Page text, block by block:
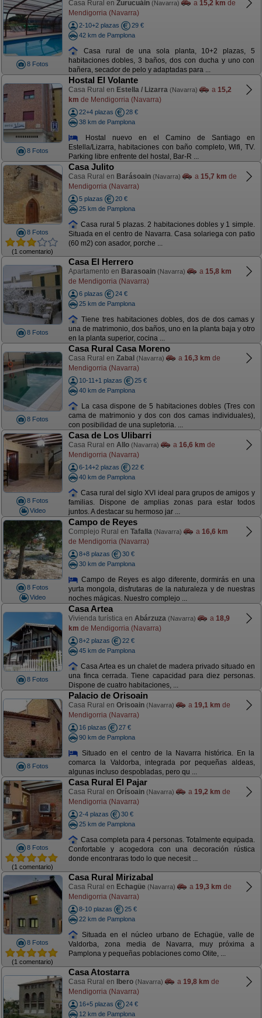
8 Fotos
Casa Rural en Zurucuáin (Navarra) a 15,2 km de
Mendigorria (Navarra)
2-10+2 plazas
29 €
42 km de Pamplona
Casa rural de una sola planta, 10+2 plazas, 5
habitaciones dobles, 3 baños, dos con ducha y uno con
bañera, secador de pelo y adaptadas para ...
8 Fotos
Hostal El Volante
Casa Rural en Estella / Lizarra (Navarra) a 15,2
km de Mendigorria (Navarra)
22+4 plazas
28 €
38 km de Pamplona
Hostal nuevo en el Camino de Santiago en
Estella/Lizarra, habitaciones con baño completo, Wifi, TV.
Parking libre enfrente del hostal, Bar-R ...
8 Fotos
(1 comentario)
Casa Julito
Casa Rural en Barásoain (Navarra) a 15,7 km de
Mendigorria (Navarra)
5 plazas
20 €
25 km de Pamplona
Casa rural 5 plazas. 2 habitaciones dobles y 1 simple.
Situada en el centro de Navarra. Casa solariega con patio
(60 m2) con asador, porche ...
8 Fotos
Casa El Herrero
Apartamento en Barasoain (Navarra) a 15,8 km
de Mendigorria (Navarra)
6 plazas
24 €
25 km de Pamplona
Tiene tres habitaciones dobles, dos de dos camas y
una de matrimonio, dos baños, uno en la planta baja y otro
en la planta superior, cocina ...
8 Fotos
Casa Rural Casa Moreno
Casa Rural en Zabal (Navarra) a 16,3 km de
Mendigorria (Navarra)
10-11+1 plazas
25 €
40 km de Pamplona
La casa dispone de 5 habitaciones dobles (Tres con
cama de matrimonio y dos con dos camas individuales),
con posibilidad de una supletoria. ...
8 Fotos
Video
Casa de Los Ulibarri
Casa Rural en Allo (Navarra) a 16,6 km de
Mendigorria (Navarra)
6-14+2 plazas
22 €
40 km de Pamplona
Casa rural del siglo XVI ideal para grupos de amigos y
familias. Dispone de amplias zonas para estar todos
juntos. A destacar su hermoso jar ...
8 Fotos
Video
Campo de Reyes
Complejo Rural en Tafalla (Navarra) a 16,6 km
de Mendigorria (Navarra)
8+8 plazas
30 €
30 km de Pamplona
Campo de Reyes es algo diferente, dormirás en una
yurta mongola, disfrutaras de la naturaleza y de nuestras
noches mágicas. Nuestro complejo ...
8 Fotos
Casa Artea
Vivienda turística en Abárzuza (Navarra) a 18,9
km de Mendigorria (Navarra)
8+2 plazas
22 €
45 km de Pamplona
Casa Artea es un chalet de madera privado situado en
una finca cerrada. Tiene capacidad para diez personas.
Dispone de cuatro habitaciones, ...
8 Fotos
Palacio de Orisoain
Casa Rural en Orisoain (Navarra) a 19,1 km de
Mendigorria (Navarra)
16 plazas
27 €
90 km de Pamplona
Situado en el centro de la Navarra histórica. En la
comarca la Valdorba, integrada por pequeñas aldeas,
algunas incluso despobladas, pero qu ...
8 Fotos
(1 comentario)
Casa Rural El Pajar
Casa Rural en Orísoain (Navarra) a 19,2 km de
Mendigorria (Navarra)
2-4 plazas
30 €
25 km de Pamplona
Casa completa para 4 personas. Totalmente equipada.
Confortable y acogedora con una decoración rústica
donde encontraras todo lo que necesit ...
8 Fotos
(1 comentario)
Casa Rural Mirizabal
Casa Rural en Echagüe (Navarra) a 19,3 km de
Mendigorria (Navarra)
8-10 plazas
25 €
22 km de Pamplona
Situada en el núcleo urbano de Echagüe, valle de
Valdorba, zona media de Navarra, muy próxima a
Pamplona y pequeñas poblaciones como Olite, ...
Casa Atostarra
Casa Rural en Ibero (Navarra) a 19,8 km de
Mendigorria (Navarra)
16+5 plazas
24 €
12 km de Pamplona